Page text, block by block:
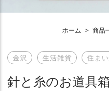
ホーム > 商品
金沢 生活雑貨 住ま
針と糸のお道具